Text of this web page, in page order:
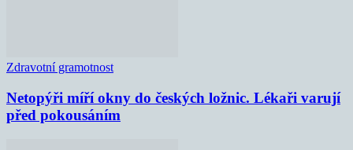
Zdravotní gramotnost
Netopýři míří okny do českých ložnic. Lékaři varují
před pokousáním